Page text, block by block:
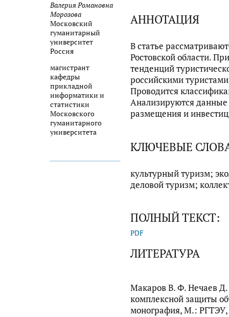
Валерия Романовна
Морозова
Московский
гуманитарный
университет
Россия
магистрант
кафедры
прикладной
информатики и
статистики
Московского
гуманитарного
университета
АННОТАЦИЯ
В статье
Ростовской области.
тенденций
российскими
Проводится
Анализируются данные
размещения и
КЛЮЧЕВЫЕ
культурный туризм;
деловой туризм;
ПОЛНЫЙ ТЕКСТ:
PDF
ЛИТЕРАТУРА
Макаров В. Ф. Нечаев
комплексной защиты
монография, М.: РГТЭУ,